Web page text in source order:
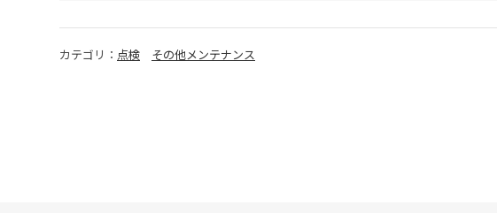
カテゴリ： 点検 その他メンテナンス